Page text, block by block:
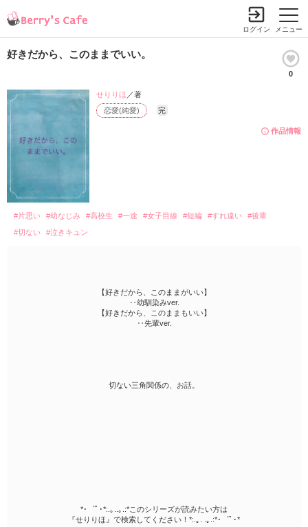
メニュー
ログイン
好きだから、このままでいい。
0
作品情報
恋愛(純愛) 完
せりりほ ／著
#片思い #幼なじみ #高校生 #一途 #女子目線 #短編 #すれ違い
#後輩
#切ない
#泣きキュン
【好きだから、このままがいい】
‥幼馴染みver.
【好きだから、このままもいい】
‥先輩ver.
切ない三角関係の、お話。
*･゜ﾟ･*:.｡..｡.:*このシリーズが読みたい方は
『せりりほ』で検索してください！*:.｡. .｡.:*･゜ﾟ･*